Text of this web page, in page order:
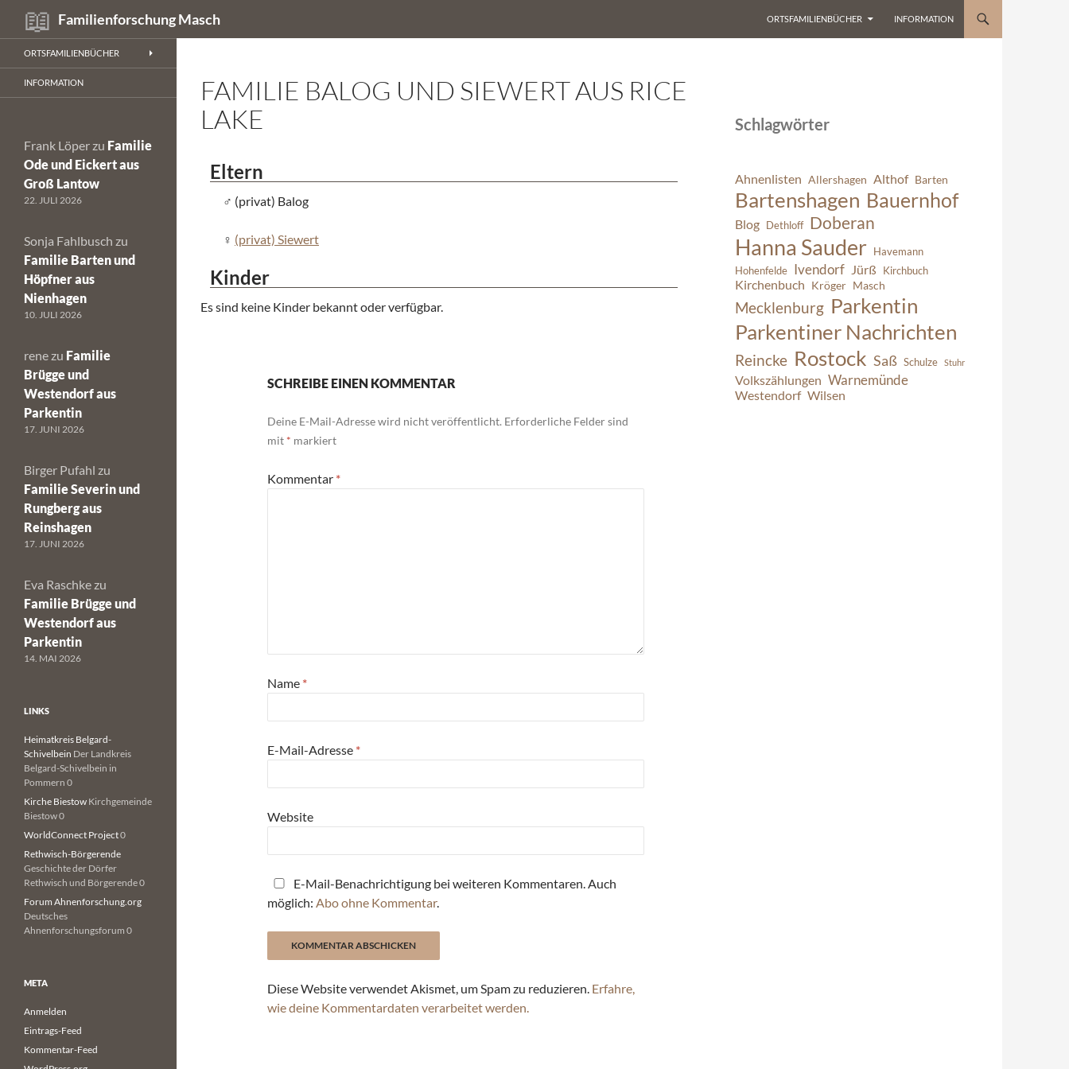
Inhalt
springen
Familienforschung Masch
Suchen
ORTSFAMILIENBÜCHER INFORMATION
FAMILIE BALOG UND SIEWERT AUS RICE
LAKE
Eltern
(privat) Balog
(privat) Siewert
Kinder
Es sind keine Kinder bekannt oder verfügbar.
SCHREIBE EINEN KOMMENTAR
Deine E-Mail-Adresse wird nicht veröffentlicht. Erforderliche Felder sind
mit * markiert
Kommentar *
Name *
E-Mail-Adresse *
Website
E-Mail-Benachrichtigung bei weiteren Kommentaren. Auch
möglich: Abo ohne Kommentar.
Diese Website verwendet Akismet, um Spam zu reduzieren. Erfahre,
wie deine Kommentardaten verarbeitet werden.
Schlagwörter
Ahnenlisten Allershagen Althof Barten
Bartenshagen Bauernhof
Blog Dethloff Doberan
Hanna Sauder
Havemann
Hohenfelde Ivendorf Jürß Kirchbuch
Kirchenbuch Kröger Masch
Mecklenburg Parkentin
Parkentiner Nachrichten
Reincke Rostock Saß Schulze Stuhr
Volkszählungen Warnemünde
Westendorf Wilsen
ORTSFAMILIENBÜCHER
INFORMATION
Frank Löper zu Familie
Ode und Eickert aus
Groß Lantow
22. JULI 2026
Sonja Fahlbusch zu
Familie Barten und
Höpfner aus
Nienhagen
10. JULI 2026
rene zu Familie
Brügge und
Westendorf aus
Parkentin
17. JUNI 2026
Birger Pufahl zu
Familie Severin und
Rungberg aus
Reinshagen
17. JUNI 2026
Eva Raschke zu
Familie Brügge und
Westendorf aus
Parkentin
14. MAI 2026
LINKS
Heimatkreis Belgard-
Schivelbein Der Landkreis
Belgard-Schivelbein in
Pommern 0
Kirche Biestow Kirchgemeinde
Biestow 0
WorldConnect Project0
Rethwisch-Börgerende
Geschichte der Dörfer
Rethwisch und Börgerende 0
Forum Ahnenforschung.org
Deutsches
Ahnenforschungsforum 0
META
Anmelden
Eintrags-Feed
Kommentar-Feed